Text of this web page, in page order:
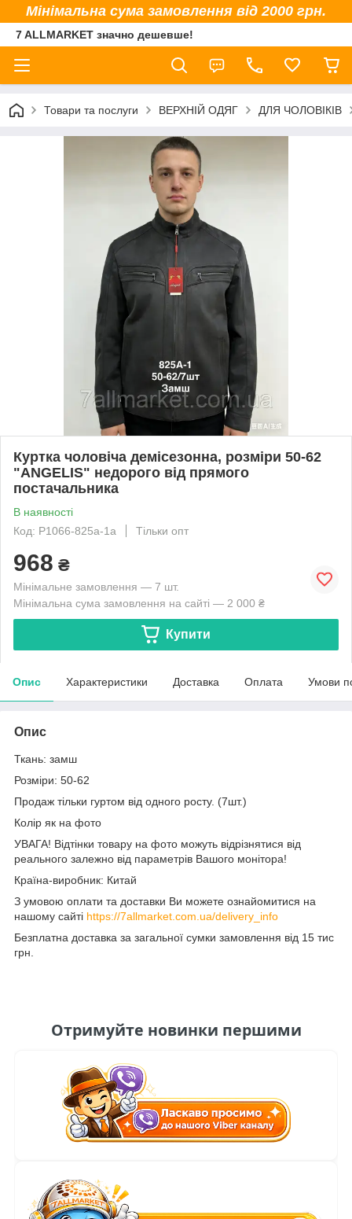
Мінімальна сума замовлення від 2000 грн.
7 ALLMARKET значно дешевше!
Товари та послуги ВЕРХНІЙ ОДЯГ ДЛЯ ЧОЛОВІКІВ
Куртка чоловіча демісезонна, розміри 50-62
"ANGELIS" недорого від прямого
постачальника
В наявності
Код: P1066-825a-1a
Тільки опт
968 ₴
Мінімальне замовлення — 7 шт.
Мінімальна сума замовлення на сайті — 2 000 ₴
Купити
Опис Характеристики Доставка Оплата Умови
Опис
Ткань: замш
Розміри: 50-62
Продаж тільки гуртом від одного росту. (7шт.)
Колір як на фото
УВАГА! Відтінки товару на фото можуть відрізнятися від
реального залежно від параметрів Вашого монітора!
Країна-виробник: Китай
З умовою оплати та доставки Ви можете ознайомитися на
нашому сайті https://7allmarket.com.ua/delivery_info
Безплатна доставка за загальної сумки замовлення від 15 тис
грн.
Отримуйте новинки першими